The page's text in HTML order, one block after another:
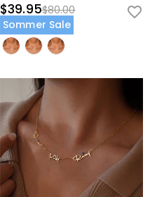
$39.95$80.00
Sommer Sale